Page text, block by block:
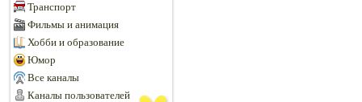
Транспорт
Фильмы и анимация
Хобби и образование
Юмор
Все каналы
Каналы пользователей